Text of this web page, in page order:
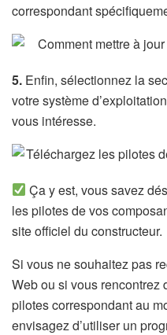
correspondant
5. Enfin, sélectionnez la
votre système
vous intéresse.
Ça y est, vous savez
les pilotes de vos
site officiel du constructeur.
Si vous ne souhaitez pas
Web ou si vous rencontrez
pilotes correspondant au
envisagez d’utiliser un